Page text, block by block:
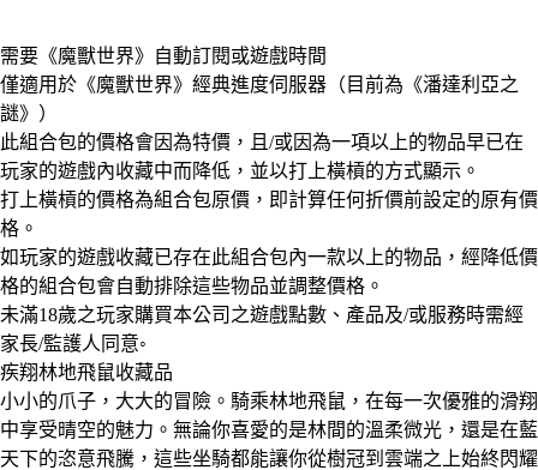
Available actions
需要《魔獸世界》自動訂閱或遊戲時間
僅適用於《魔獸世界》經典進度伺服器（目前為《潘達利亞之
謎》）
此組合包的價格會因為特價，且/或因為一項以上的物品早已在
玩家的遊戲內收藏中而降低，並以打上橫槓的方式顯示。
打上橫槓的價格為組合包原價，即計算任何折價前設定的原有價
格。
如玩家的遊戲收藏已存在此組合包內一款以上的物品，經降低價
格的組合包會自動排除這些物品並調整價格。
未滿18歲之玩家購買本公司之遊戲點數、產品及/或服務時需經
家長/監護人同意◦
疾翔林地飛鼠收藏品
小小的爪子，大大的冒險。騎乘林地飛鼠，在每一次優雅的滑翔
中享受晴空的魅力。無論你喜愛的是林間的溫柔微光，還是在藍
天下的恣意飛騰，這些坐騎都能讓你從樹冠到雲端之上始終閃耀